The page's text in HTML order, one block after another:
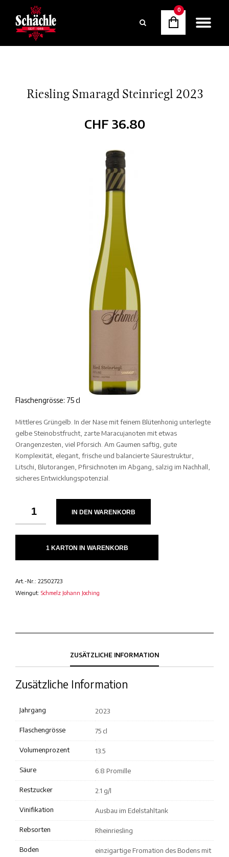
0
Riesling Smaragd Steinriegl 2023
CHF 36.80
Flaschengrösse: 75 cl
Mittleres Grüngelb. In der Nase mit feinem Blütenhonig unterlegte
gelbe Steinobstfrucht, zarte Maracujanoten mit etwas
Orangenzesten, viel Pforsich. Am Gaumen saftig, gute
Komplexität, elegant, frische und balancierte Säurestruktur,
Litschi, Blutorangen, Pfirsichnoten im Abgang, salzig im Nachhall,
sicheres Entwicklungspotenzial.
IN DEN WARENKORB
1 KARTON IN WARENKORB
Art.-Nr.: 22502723
Weingut: Schmelz Johann Joching
ZUSÄTZLICHE INFORMATION
Zusätzliche Information
Jahrgang 2023
Flaschengrösse 75 cl
Volumenprozent 13.5
Säure 6.8 Promille
Restzucker 2.1 g/l
Vinifikation Ausbau im Edelstahltank
Rebsorten Rheinriesling
Boden
einzigartige Fromation des Bodens mit